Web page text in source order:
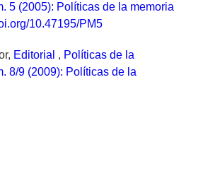
5 (2005): Políticas de la memoria
10.47195/PM5
Editorial , Políticas de la
8/9 (2009): Políticas de la